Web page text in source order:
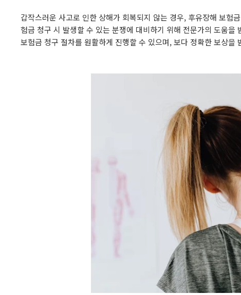
갑작스러운 사고로 인한 상해가 회복되지 않는 경우, 후유장해 보험
험금 청구 시 발생할 수 있는 분쟁에 대비하기 위해 전문가의 도움
보험금 청구 절차를 원활하게 진행할 수 있으며, 보다 정확한 보상을